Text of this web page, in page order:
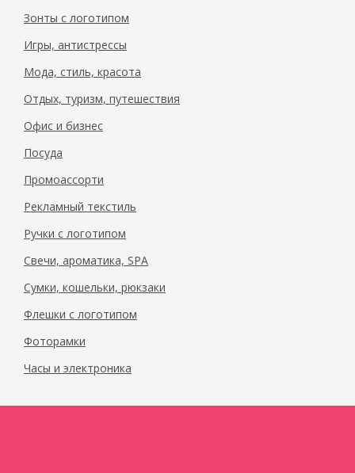
Зонты с логотипом
Игры, антистрессы
Мода, стиль, красота
Отдых, туризм, путешествия
Офис и бизнес
Посуда
Промоассорти
Рекламный текстиль
Ручки с логотипом
Свечи, ароматика, SPA
Сумки, кошельки, рюкзаки
Флешки с логотипом
Фоторамки
Часы и электроника